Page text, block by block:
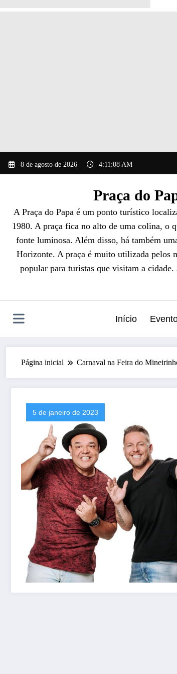
para
8 de agosto de 2026 4:11:09 AM
Praça do
A Praça do Papa é um ponto turístico
1980. A praça fica no alto de uma colina, o
fonte luminosa. Além disso, há também
Horizonte. A praça é muito utilizada pelos
popular para turistas que visitam a
Início
Página inicial Carnaval na Feira do
5 de janeiro de 2023